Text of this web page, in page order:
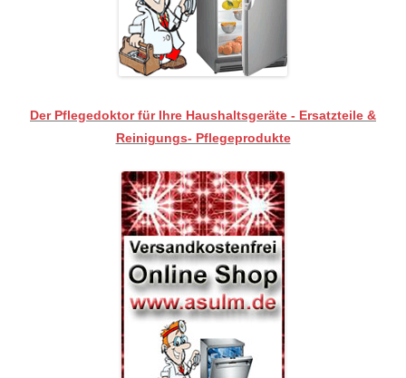
Der Pflegedoktor für Ihre Haushaltsgeräte - Ersatzteile &
Reinigungs- Pflegeprodukte